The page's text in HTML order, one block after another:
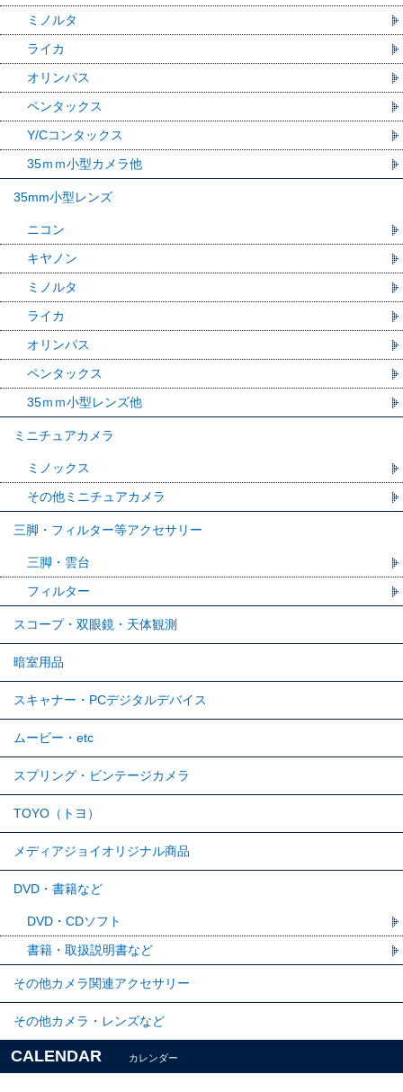
ミノルタ
ライカ
オリンパス
ペンタックス
Y/Cコンタックス
35ｍｍ小型カメラ他
35mm小型レンズ
ニコン
キヤノン
ミノルタ
ライカ
オリンパス
ペンタックス
35ｍｍ小型レンズ他
ミニチュアカメラ
ミノックス
その他ミニチュアカメラ
三脚・フィルター等アクセサリー
三脚・雲台
フィルター
スコープ・双眼鏡・天体観測
暗室用品
スキャナー・PCデジタルデバイス
ムービー・etc
スプリング・ビンテージカメラ
TOYO（トヨ）
メディアジョイオリジナル商品
DVD・書籍など
DVD・CDソフト
書籍・取扱説明書など
その他カメラ関連アクセサリー
その他カメラ・レンズなど
CALENDAR カレンダー